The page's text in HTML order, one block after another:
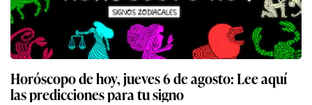
Horóscopo de hoy, jueves 6 de agosto: Lee aquí
las predicciones para tu signo